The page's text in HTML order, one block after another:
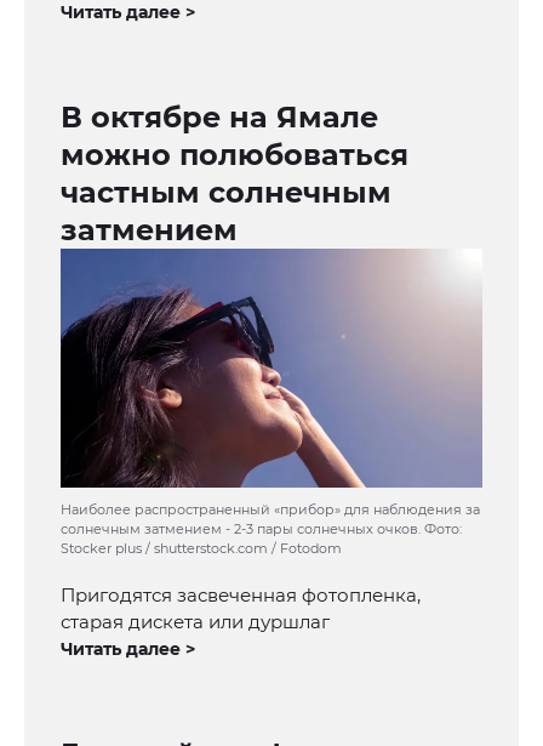
Читать далее >
В октябре на Ямале
можно полюбоваться
частным солнечным
затмением
Наиболее распространенный «прибор» для наблюдения за
солнечным затмением - 2-3 пары солнечных очков. Фото:
Stocker plus / shutterstock.com / Fotodom
Пригодятся засвеченная фотопленка,
старая дискета или дуршлаг
Читать далее >